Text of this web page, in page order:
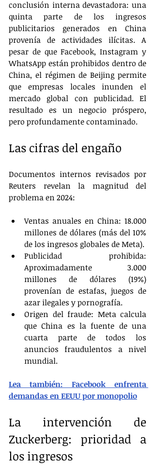
conclusión interna devastadora: una
quinta parte de los ingresos
publicitarios generados en China
provenía de actividades ilícitas. A
pesar de que Facebook, Instagram y
WhatsApp están prohibidos dentro de
China, el régimen de Beijing permite
que empresas locales inunden el
mercado global con publicidad. El
resultado es un negocio próspero,
pero profundamente contaminado.
Las cifras del engaño
Documentos internos revisados por
Reuters revelan la magnitud del
problema en 2024:
Ventas anuales en China: 18.000
millones de dólares (más del 10%
de los ingresos globales de Meta).
Publicidad prohibida:
Aproximadamente 3.000
millones de dólares (19%)
provenían de estafas, juegos de
azar ilegales y pornografía.
Origen del fraude: Meta calcula
que China es la fuente de una
cuarta parte de todos los
anuncios fraudulentos a nivel
mundial.
Lea también: Facebook enfrenta
demandas en EEUU por monopolio
La intervención de
Zuckerberg: prioridad a
los ingresos